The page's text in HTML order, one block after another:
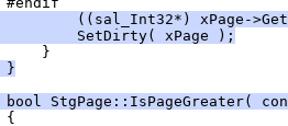
((sal_Int32*) xPage-
SetDirty( xPage );
}
bool StgPage::IsPageGreater(